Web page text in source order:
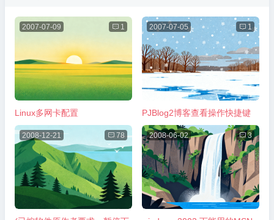
2007-07-09  1
Linux多网卡配置
2007-07-05  1
PJBlog2博客查看操作快捷键
2008-12-21  78 2008-06-02  3